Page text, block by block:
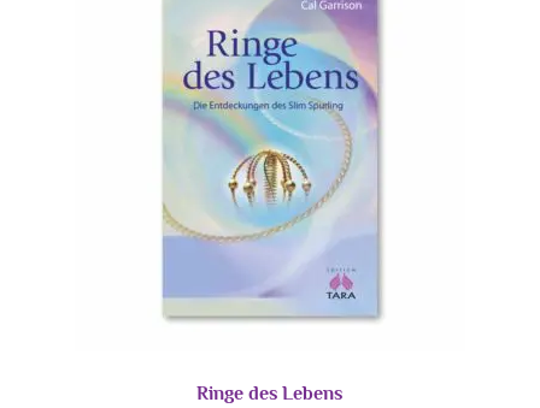
Ringe des Lebens